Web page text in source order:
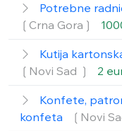
Potrebne
❲Crna Gora❳
Kutija
❲Novi Sad ❳
2
Konfete,
konfeta
❲Novi